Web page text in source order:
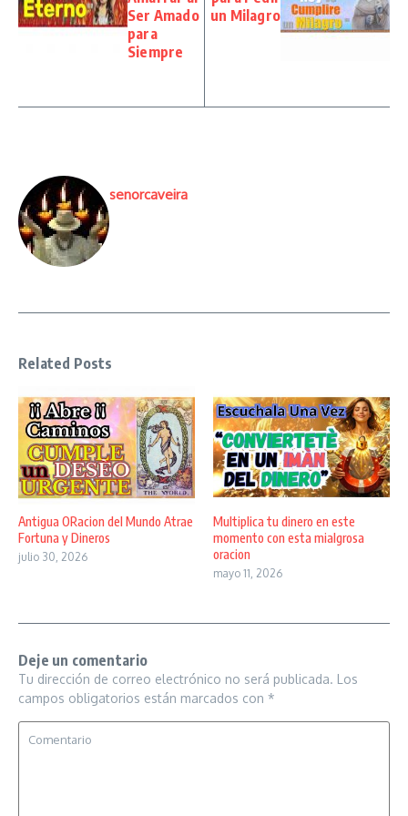
Ser Amado
para
Siempre
un Milagro
senorcaveira
Related Posts
Antigua ORacion del Mundo Atrae
Fortuna y Dineros
julio 30, 2026
Multiplica tu dinero en este
momento con esta mialgrosa
oracion
mayo 11, 2026
Deje un comentario
Tu dirección de correo electrónico no será publicada. Los
campos obligatorios están marcados con *